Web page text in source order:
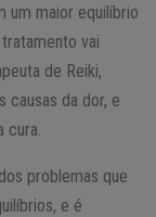
um maior equilíbrio
vai
de Reiki,
causas da dor, e
cura.
problemas que
e é